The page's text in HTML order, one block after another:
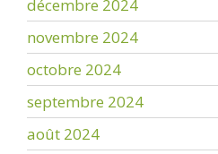
décembre 2024
novembre 2024
octobre 2024
septembre 2024
août 2024